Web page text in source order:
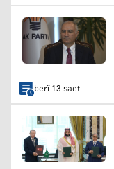
berî 13 saet